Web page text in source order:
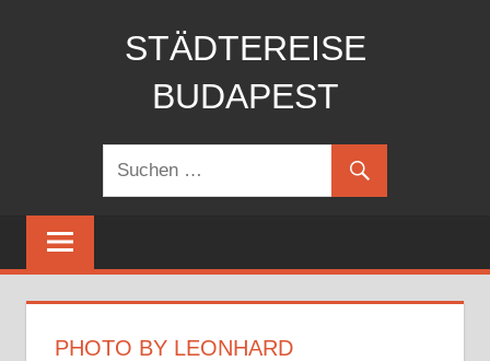
STÄDTEREISE
BUDAPEST
nach
HIER
finden
MENU
PHOTO BY LEONHARD